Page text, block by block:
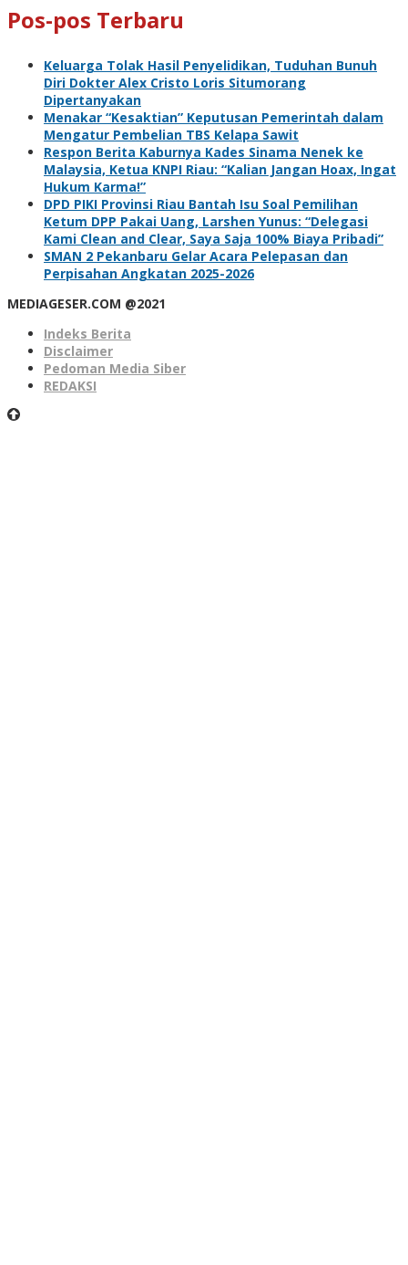
Pos-pos Terbaru
Keluarga Tolak Hasil Penyelidikan, Tuduhan Bunuh
Diri Dokter Alex Cristo Loris Situmorang
Dipertanyakan
Menakar “Kesaktian” Keputusan Pemerintah dalam
Mengatur Pembelian TBS Kelapa Sawit
Respon Berita Kaburnya Kades Sinama Nenek ke
Malaysia, Ketua KNPI Riau: “Kalian Jangan Hoax, Ingat
Hukum Karma!”
DPD PIKI Provinsi Riau Bantah Isu Soal Pemilihan
Ketum DPP Pakai Uang, Larshen Yunus: “Delegasi
Kami Clean and Clear, Saya Saja 100% Biaya Pribadi”
SMAN 2 Pekanbaru Gelar Acara Pelepasan dan
Perpisahan Angkatan 2025-2026
MEDIAGESER.COM @2021
Indeks Berita
Disclaimer
Pedoman Media Siber
REDAKSI